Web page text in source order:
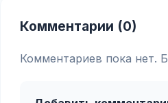
Комментарии (0)
Комментариев пока нет.